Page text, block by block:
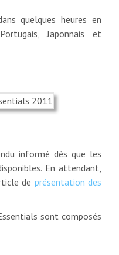
quelques heures en
Japonnais et
informé dès que les
En attendant,
de présentation des
sont composés